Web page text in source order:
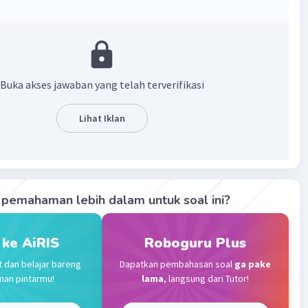
transaksi jual beli barang/produk atau jasa.
Community Level 89
sebagai tempat bertemunya pembeli dan penjual untuk
transaksi jual-beli barang dan jasa
0.0(0)
Buka akses jawaban yang telah terverifikasi
Lihat Iklan
lebih dalam untuk soal ini?
AiRIS
dan belajar bareng
pintarmu!
Roboguru Plus
Dapatkan pembahasan soal ga pake
lama, langsung dari Tutor!